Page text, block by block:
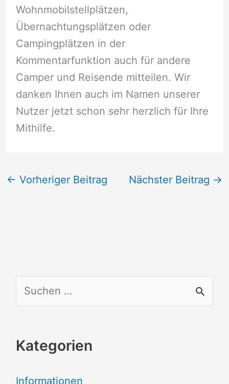
Wohnmobilstellplätzen,
Übernachtungsplätzen oder
Campingplätzen in der
Kommentarfunktion auch für andere
Camper und Reisende mitteilen. Wir
danken Ihnen auch im Namen unserer
Nutzer jetzt schon sehr herzlich für Ihre
Mithilfe.
← Vorheriger Beitrag Nächster Beitrag →
u
h
Kategorien
Informationen